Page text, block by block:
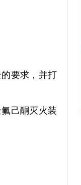
要求，并打
己酮灭火装